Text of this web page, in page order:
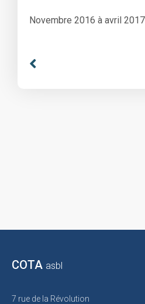
Novembre 2016 à avril 2017
COTA asbl
7 rue de la Révolution